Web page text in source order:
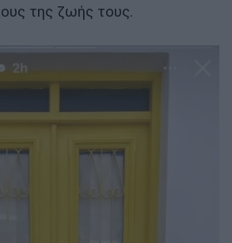
της ζωής τους.